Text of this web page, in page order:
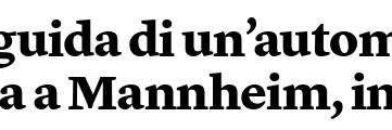
di
a Mannheim,